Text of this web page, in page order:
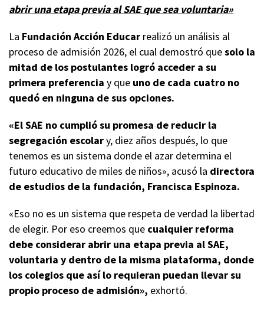
abrir una etapa previa al SAE que sea voluntaria»
La Fundación Acción Educar realizó un análisis al
proceso de admisión 2026, el cual demostró quesolo la
mitad de los postulantes logró acceder a su
primera preferencia y que uno de cada cuatro no
quedó en ninguna de sus opciones.
«El SAE no cumplió su promesa de reducir la
segregación escolary, diez años después, lo que
tenemos es un sistema donde el azar determina el
futuro educativo de miles de niños», acusó la directora
de estudios de la fundación, Francisca Espinoza.
«Eso no es un sistema que respeta de verdad la libertad
de elegir. Por eso creemos que cualquier reforma
debe considerar abrir una etapa previa al SAE,
voluntaria y dentro de la misma plataforma, donde
los colegios que así lo requieran puedan llevar su
propio proceso de admisión», exhortó.